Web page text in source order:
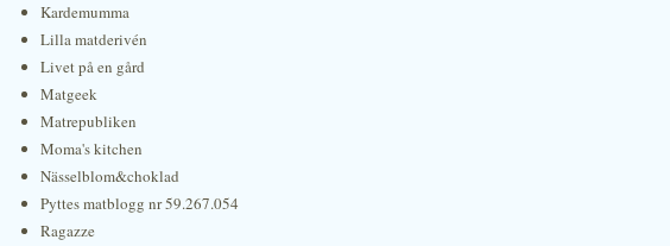
Kardemumma
Lilla matderivén
Livet på en gård
Matgeek
Matrepubliken
Moma's kitchen
Nässelblom&choklad
Pyttes matblogg nr 59.267.054
Ragazze